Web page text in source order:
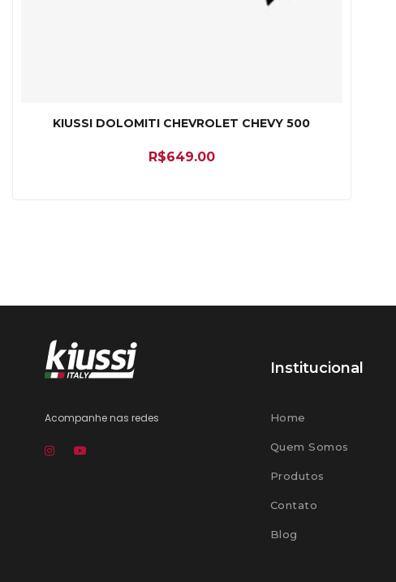
KIUSSI DOLOMITI CHEVROLET CHEVY 500
R$649.00
Acompanhe nas redes
Institucional
Home
Quem Somos
Produtos
Contato
Blog